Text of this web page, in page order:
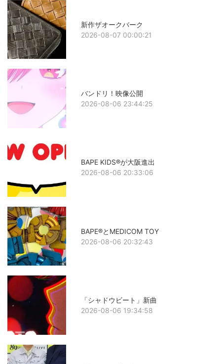
新作ザオークバーク
2026-08-07 00:00:21
バンドリ！映像公開
2026-08-06 23:44:25
BAPE KIDS®が大阪進出
2026-08-06 20:33:06
BAPE®とMEDICOM TOY
2026-08-06 20:32:43
「シャドウビート」新曲
2026-08-06 19:34:58